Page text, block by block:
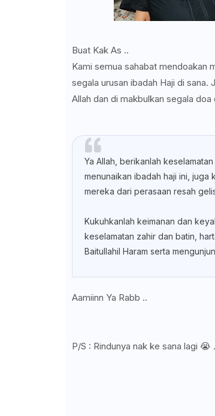
Buat Kak As ..
Kami semua sahabat mendoakan
segala urusan ibadah Haji di
Allah dan di makbulkan segala
Ya Allah, berikanlah
menunaikan ibadah haji ini, juga
mereka dari perasaan resah
Kukuhkanlah keimanan dan
keselamatan zahir dan batin,
Baitullahil Haram serta
Aamiinn Ya Rabb ..
P/S : Rindunya nak ke sana lagi 😭